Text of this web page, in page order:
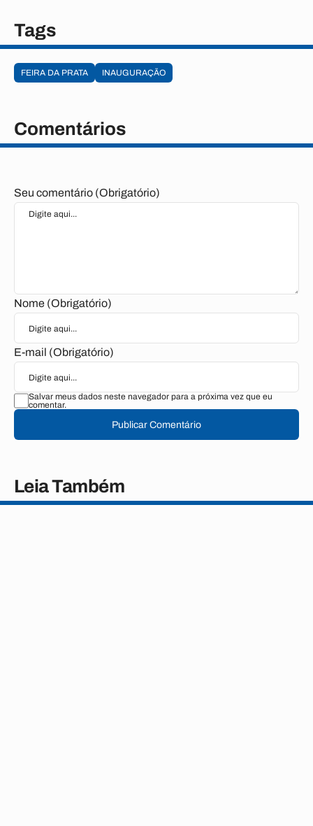
Tags
FEIRA DA PRATA INAUGURAÇÃO
Comentários
Seu comentário (Obrigatório)
Nome (Obrigatório)
E-mail (Obrigatório)
Salvar meus dados neste navegador para a próxima vez que eu
comentar.
Publicar Comentário
Leia Também